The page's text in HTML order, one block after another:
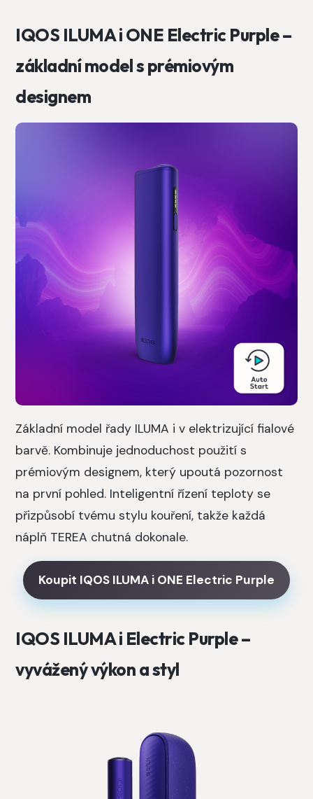
IQOS ILUMA i ONE Electric Purple –
základní model s prémiovým
designem
Základní model řady ILUMA i v elektrizující fialové
barvě. Kombinuje jednoduchost použití s
prémiovým designem, který upoutá pozornost
na první pohled. Inteligentní řízení teploty se
přizpůsobí tvému stylu kouření, takže každá
náplň TEREA chutná dokonale.
Koupit IQOS ILUMA i ONE Electric Purple
IQOS ILUMA i Electric Purple –
vyvážený výkon a styl